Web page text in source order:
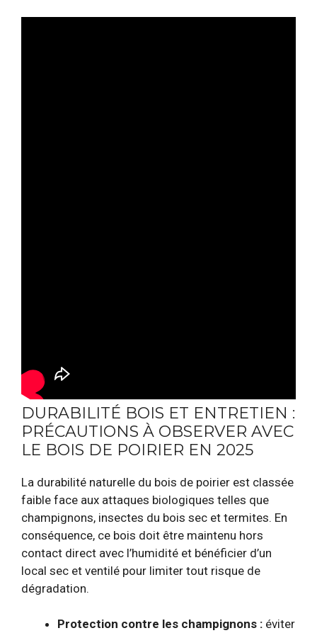
DURABILITÉ BOIS ET ENTRETIEN :
PRÉCAUTIONS À OBSERVER AVEC
LE BOIS DE POIRIER EN 2025
La durabilité naturelle du bois de poirier est classée
faible face aux attaques biologiques telles que
champignons, insectes du bois sec et termites. En
conséquence, ce bois doit être maintenu hors
contact direct avec l’humidité et bénéficier d’un
local sec et ventilé pour limiter tout risque de
dégradation.
Protection contre les champignons : éviter